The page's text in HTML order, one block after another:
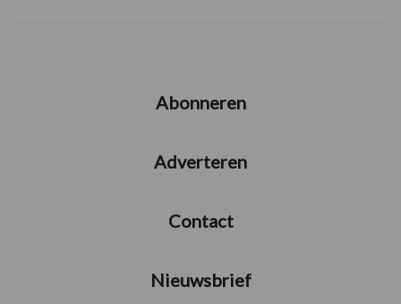
Abonneren
Adverteren
Contact
Nieuwsbrief